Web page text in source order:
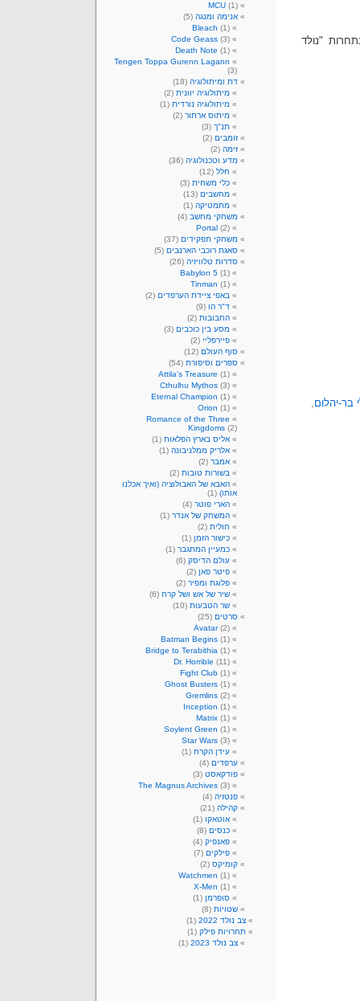
"נולד
בר-יהלום,
MCU (1)
אנימה ומנגה (5)
Bleach (1)
Code Geass (3)
Death Note (1)
Tengen Toppa Gurenn Lagann
(3)
דת ומיתולוגיה (18)
מיתולוגיה יוונית (2)
מיתולוגיה נורדית (1)
מיתוס ארתור (2)
תנ"ך (3)
זומבים (2)
זימה (2)
מדע וטכנולוגיה (36)
חלל (12)
כלי משחית (3)
מחשבים (13)
מתמטיקה (1)
משחקי מחשב (4)
Portal (2)
משחקי תפקידים (37)
סאגת רוכבי הארנבים (5)
סדרות טלוויזיה (26)
Babylon 5 (1)
Tinman (1)
באפי ציידת הערפדים (2)
ד"ר הו (9)
החבובות (2)
מסע בין כוכבים (3)
פיירפליי (2)
סוף העולם (12)
ספרים וסיפורת (54)
Attila's Treasure (1)
Cthulhu Mythos (3)
Eternal Champion (1)
Orion (1)
Romance of the Three
Kingdoms (2)
אליס בארץ הפלאות (1)
אלריק ממלניבונה (1)
אמבר (2)
בשורות טובות (2)
האבא של האבולוציה (ואיך אכלנו
אותו) (1)
הארי פוטר (4)
המשחק של אנדר (1)
חולית (2)
כישור הזמן (1)
כמעיין המתגבר (1)
עולם הדיסק (6)
פיטר פאן (2)
פלוגת ומפיר (2)
שיר של אש ושל קרח (6)
שר הטבעות (10)
סרטים (25)
Avatar(2)
Batman Begins (1)
Bridge to Terabithia (1)
Dr. Horrible (11)
Fight Club (1)
Ghost Busters (1)
Gremlins (2)
Inception (1)
Matrix (1)
Soylent Green (1)
Star Wars (3)
עידן הקרח (1)
ערפדים (4)
פודקאסט (3)
The Magnus Archives (3)
פנטזיה (4)
קהילה (21)
אוטאקו (1)
כנסים (8)
פאנפיק (4)
פילקים (7)
קומיקס (2)
Watchmen (1)
X-Men (1)
סופרמן (1)
שטויות (8)
צב נולד 2022
(1)
תחרויות פילק (1)
צב נולד 2023
(1)